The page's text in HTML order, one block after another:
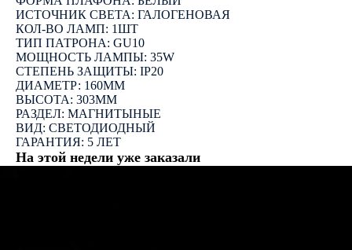
ИСТОЧНИК СВЕТА: ГАЛОГЕНОВАЯ
КОЛ-ВО ЛАМП: 1ШТ
ТИП ПАТРОНА: GU10
МОЩНОСТЬ ЛАМПЫ: 35W
СТЕПЕНЬ ЗАЩИТЫ: IP20
ДИАМЕТР: 160ММ
ВЫСОТА: 303ММ
РАЗДЕЛ: МАГНИТЫНЫЕ
ВИД: СВЕТОДИОДНЫЙ
ГАРАНТИЯ: 5 ЛЕТ
На этой недели уже заказали